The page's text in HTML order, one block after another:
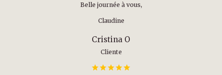
Belle journée à vous,
Claudine
Cristina O
Cliente